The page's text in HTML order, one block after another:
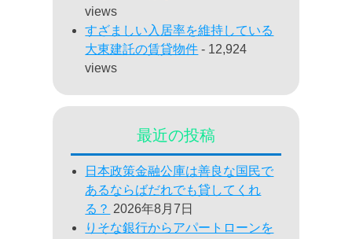
views
すざましい入居率を維持している
大東建託の賃貸物件 - 12,924
views
最近の投稿
日本政策金融公庫は善良な国民で
あるならばだれでも貸してくれ
る？ 2026年8月7日
りそな銀行からアパートローンを